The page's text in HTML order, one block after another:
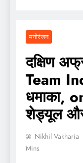
मनोरंजन
दक्षिण
Team
धमाका,
शेड्यूल
Nikhil Vakharia
Mins